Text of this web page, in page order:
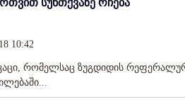
სუნთქვაზე რჩება
10:42
რომელსაც ზუგდიდის